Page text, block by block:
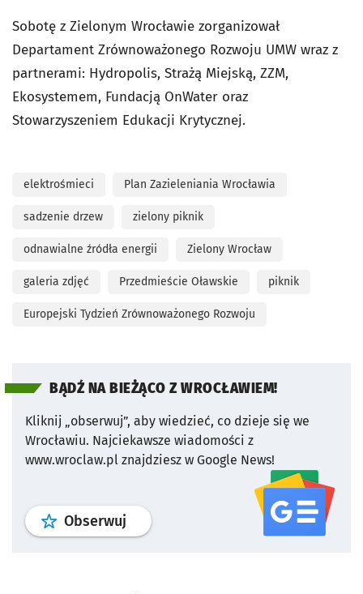
Sobotę z Zielonym Wrocławie zorganizował
Departament Zrównoważonego Rozwoju UMW wraz z
partnerami: Hydropolis, Strażą Miejską, ZZM,
Ekosystemem, Fundacją OnWater oraz
Stowarzyszeniem Edukacji Krytycznej.
elektrośmieci Plan Zazieleniania Wrocławia
sadzenie drzew zielony piknik
odnawialne źródła energii Zielony Wrocław
galeria zdjęć Przedmieście Oławskie piknik
Europejski Tydzień Zrównoważonego Rozwoju
BĄDŹ NA BIEŻĄCO Z WROCŁAWIEM!
Kliknij „obserwuj”, aby wiedzieć, co dzieje się we
Wrocławiu. Najciekawsze wiadomości z
www.wroclaw.pl znajdziesz w Google News!
Obserwuj profil serwisu